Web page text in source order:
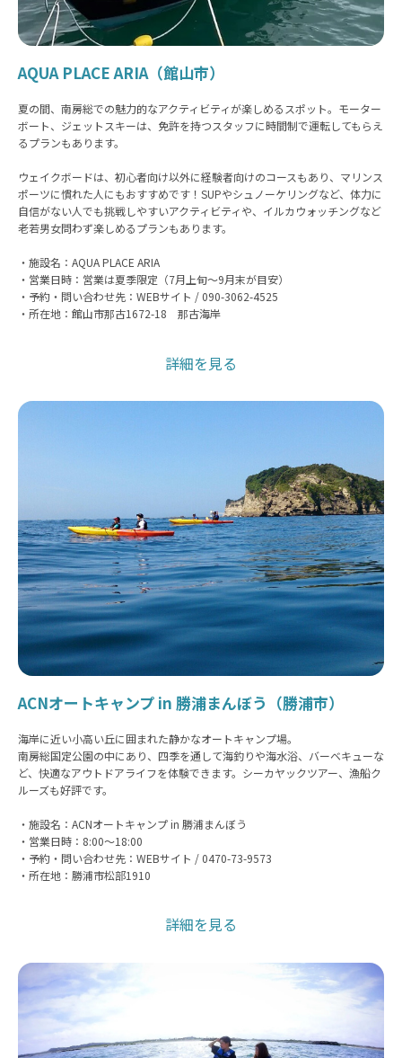
AQUA PLACE ARIA（館山市）
夏の間、南房総での魅力的なアクティビティが楽しめるスポット。モーター
ボート、ジェットスキーは、免許を持つスタッフに時間制で運転してもらえ
るプランもあります。
ウェイクボードは、初心者向け以外に経験者向けのコースもあり、マリンス
ポーツに慣れた人にもおすすめです！SUPやシュノーケリングなど、体力に
自信がない人でも挑戦しやすいアクティビティや、イルカウォッチングなど
老若男女問わず楽しめるプランもあります。
・施設名：AQUA PLACE ARIA
・営業日時：営業は夏季限定（7月上旬〜9月末が目安）
・予約・問い合わせ先：WEBサイト / 090-3062-4525
・所在地：館山市那古1672-18 那古海岸
詳細を見る
ACNオートキャンプ in 勝浦まんぼう（勝浦市）
海岸に近い小高い丘に囲まれた静かなオートキャンプ場。
南房総国定公園の中にあり、四季を通して海釣りや海水浴、バーベキューな
ど、快適なアウトドアライフを体験できます。シーカヤックツアー、漁船ク
ルーズも好評です。
・施設名：ACNオートキャンプ in 勝浦まんぼう
・営業日時：8:00〜18:00
・予約・問い合わせ先：WEBサイト / 0470-73-9573
・所在地：勝浦市松部1910
詳細を見る